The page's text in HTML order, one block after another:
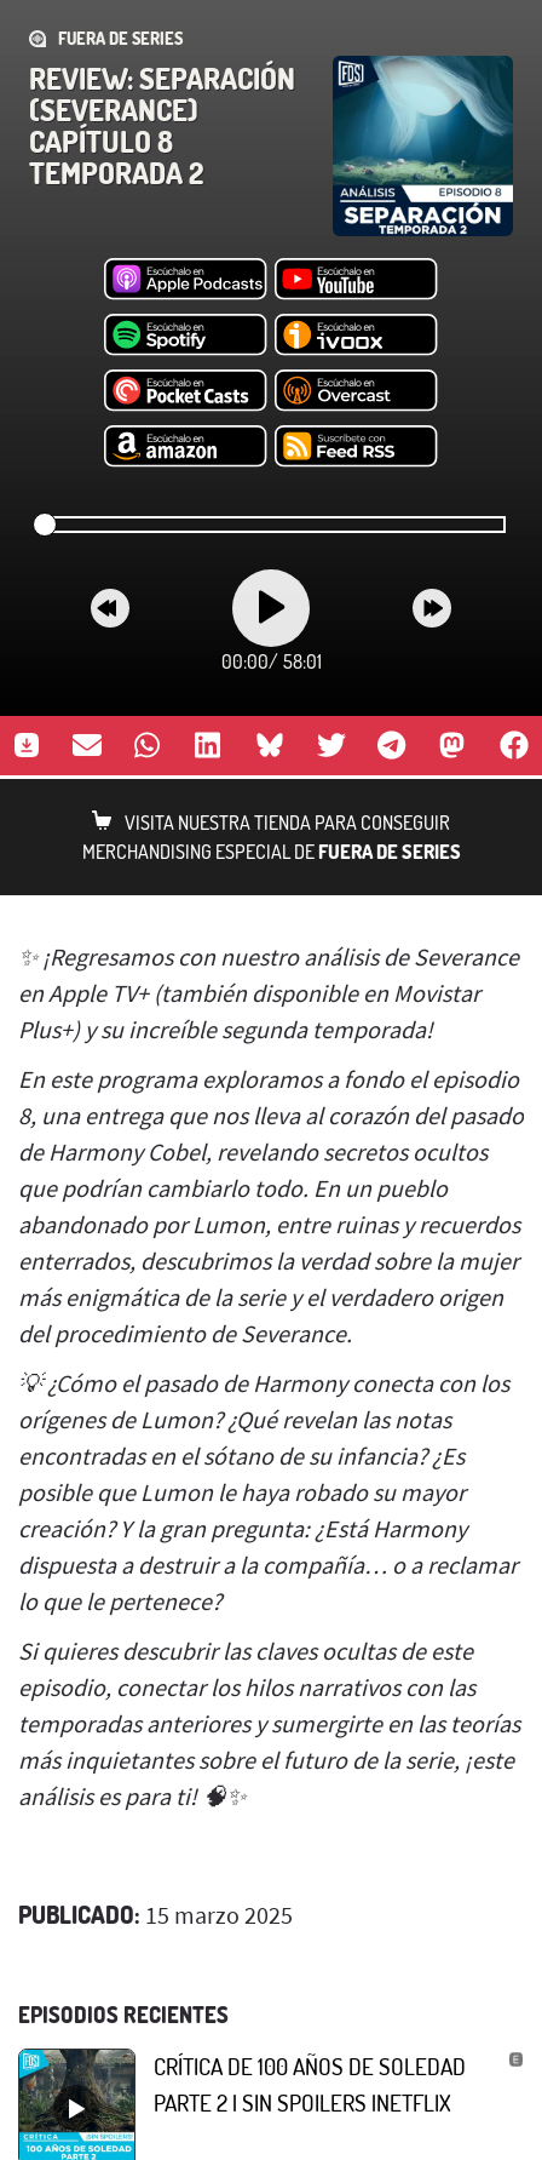
FUERA DE SERIES
REVIEW: SEPARACIÓN
(SEVERANCE)
CAPÍTULO 8
TEMPORADA 2
00:00/ 58:01
VISITA NUESTRA TIENDA PARA CONSEGUIR
MERCHANDISING ESPECIAL DEFUERA DE SERIES
✨ ¡Regresamos con nuestro análisis de Severance
en Apple TV+ (también disponible en Movistar
Plus+) y su increíble segunda temporada!
En este programa exploramos a fondo el episodio
8, una entrega que nos lleva al corazón del pasado
de Harmony Cobel, revelando secretos ocultos
que podrían cambiarlo todo. En un pueblo
abandonado por Lumon, entre ruinas y recuerdos
enterrados, descubrimos la verdad sobre la mujer
más enigmática de la serie y el verdadero origen
del procedimiento de Severance.
💡 ¿Cómo el pasado de Harmony conecta con los
orígenes de Lumon? ¿Qué revelan las notas
encontradas en el sótano de su infancia? ¿Es
posible que Lumon le haya robado su mayor
creación? Y la gran pregunta: ¿Está Harmony
dispuesta a destruir a la compañía… o a reclamar
lo que le pertenece?
Si quieres descubrir las claves ocultas de este
episodio, conectar los hilos narrativos con las
temporadas anteriores y sumergirte en las teorías
más inquietantes sobre el futuro de la serie, ¡este
análisis es para ti! 🧠✨
PUBLICADO: 15 marzo 2025
EPISODIOS RECIENTES
CRÍTICA DE 100 AÑOS DE SOLEDAD
PARTE 2 | SIN SPOILERS |NETFLIX